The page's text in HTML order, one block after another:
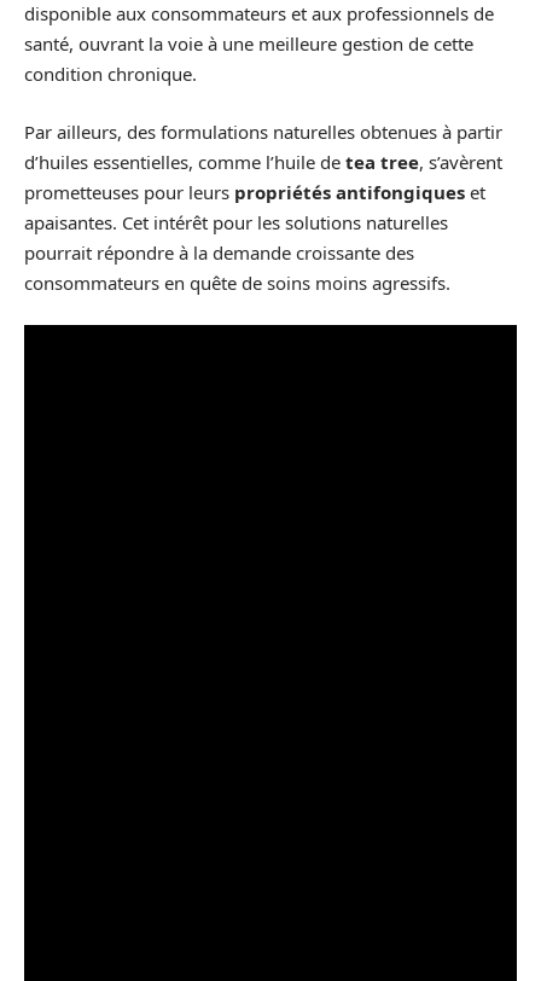
disponible aux consommateurs et aux professionnels de
santé, ouvrant la voie à une meilleure gestion de cette
condition chronique.
Par ailleurs, des formulations naturelles obtenues à partir
d’huiles essentielles, comme l’huile de tea tree, s’avèrent
prometteuses pour leurs propriétés antifongiques et
apaisantes. Cet intérêt pour les solutions naturelles
pourrait répondre à la demande croissante des
consommateurs en quête de soins moins agressifs.